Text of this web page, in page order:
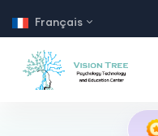
Français